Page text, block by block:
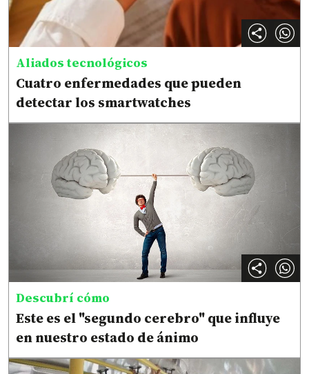
Aliados tecnológicos
Cuatro enfermedades que pueden
detectar los smartwatches
Descubrí cómo
Este es el "segundo cerebro" que influye
en nuestro estado de ánimo